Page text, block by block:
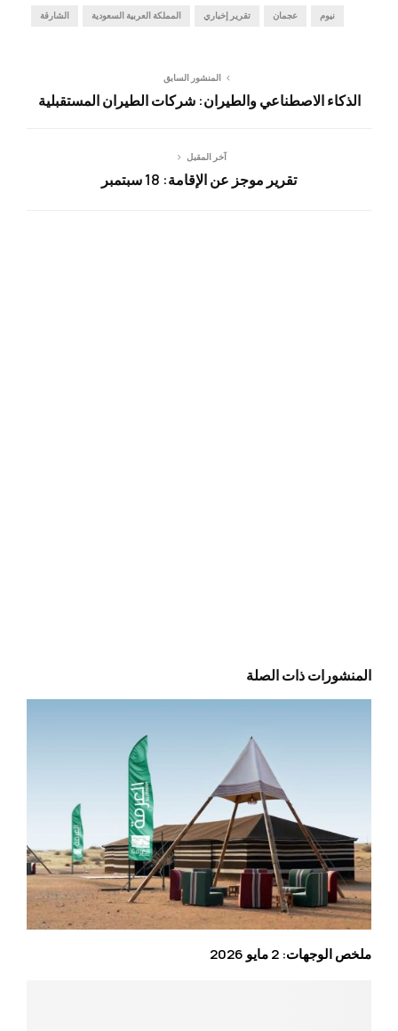
الشارقة المملكة العربية السعودية تقرير إخباري عجمان نيوم
المنشور السابق
الذكاء الاصطناعي والطيران: شركات الطيران المستقبلية
آخر المقبل
تقرير موجز عن الإقامة: 18 سبتمبر
المنشورات ذات الصلة
ملخص الوجهات: 2 مايو 2026